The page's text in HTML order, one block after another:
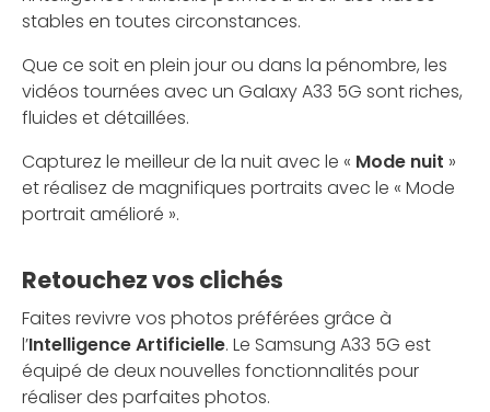
stables en toutes circonstances.
Que ce soit en plein jour ou dans la pénombre, les
vidéos tournées avec un Galaxy A33 5G sont riches,
fluides et détaillées.
Capturez le meilleur de la nuit avec le « Mode nuit »
et réalisez de magnifiques portraits avec le « Mode
portrait amélioré ».
Retouchez vos clichés
Faites revivre vos photos préférées grâce à
l’Intelligence Artificielle. Le Samsung A33 5G est
équipé de deux nouvelles fonctionnalités pour
réaliser des parfaites photos.